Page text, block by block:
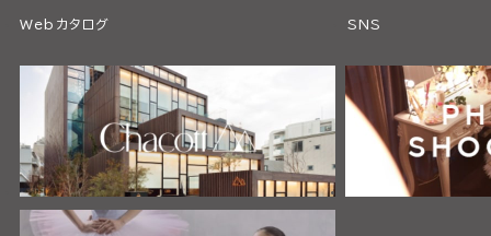
Webカタログ SNS